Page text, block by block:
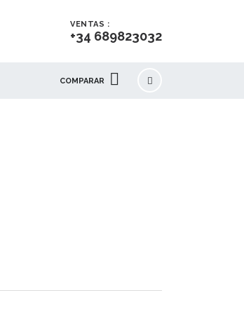
VENTAS :
+34 689823032
COMPARAR